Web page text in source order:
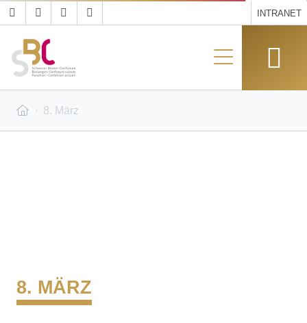
INTRANET
8. März
8. MÄRZ